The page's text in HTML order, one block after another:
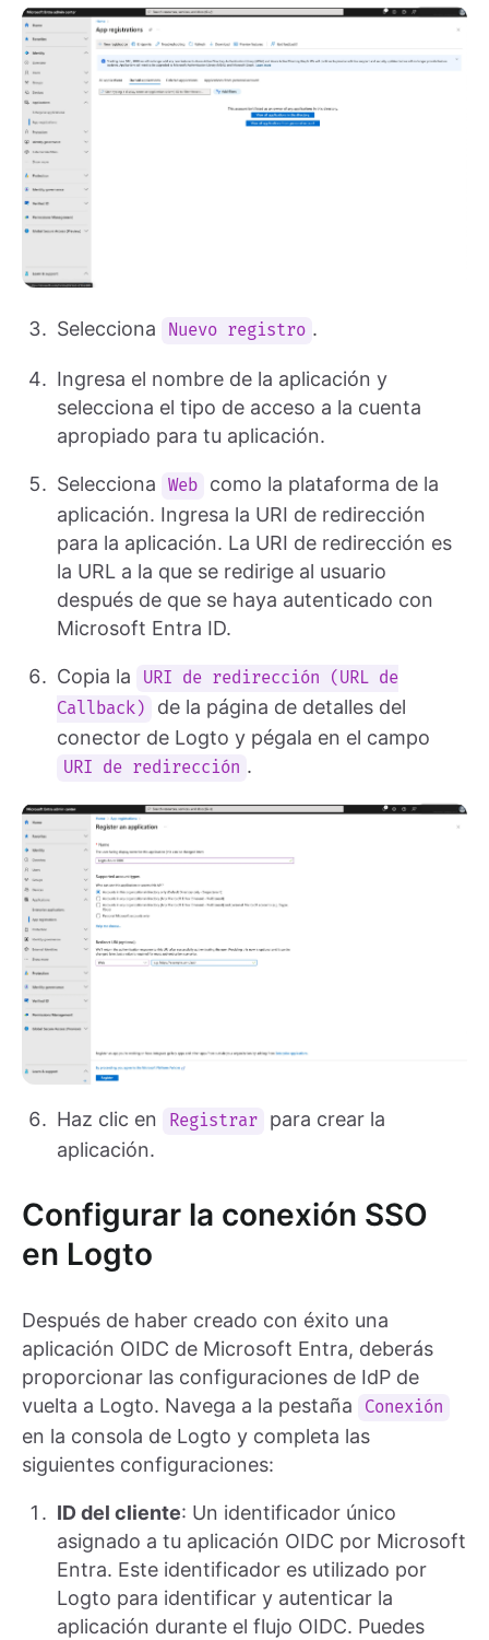
Selecciona Nuevo registro .
Ingresa el nombre de la aplicación y
selecciona el tipo de acceso a la cuenta
apropiado para tu aplicación.
Selecciona Web
como la plataforma de la
aplicación. Ingresa la URI de redirección
para la aplicación. La URI de redirección es
la URL a la que se redirige al usuario
después de que se haya autenticado con
Microsoft Entra ID.
Copia la
URI de redirección (URL de
Callback)
de la página de detalles del
conector de Logto y pégala en el campo
URI de redirección .
Haz clic en Registrar
para crear la
aplicación.
Configurar la conexión SSO
en Logto
Después de haber creado con éxito una
aplicación OIDC de Microsoft Entra, deberás
proporcionar las configuraciones de IdP de
vuelta a Logto. Navega a la pestaña
Conexión
en la consola de Logto y completa las
siguientes configuraciones:
ID del cliente: Un identificador único
asignado a tu aplicación OIDC por Microsoft
Entra. Este identificador es utilizado por
Logto para identificar y autenticar la
aplicación durante el flujo OIDC. Puedes